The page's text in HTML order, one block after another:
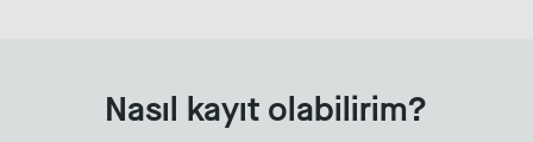
Nasıl kayıt olabilirim?